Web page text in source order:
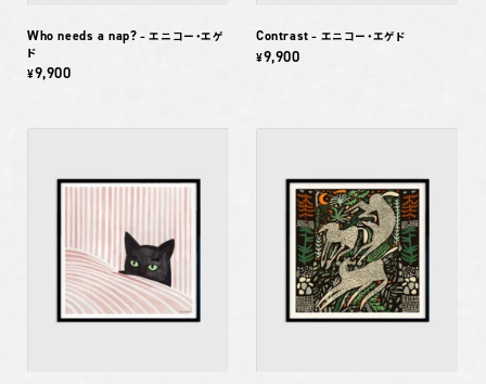
Who needs a nap? – エニコー・エゲ
ド
¥9,900
Contrast – エニコー・エゲド
¥9,900